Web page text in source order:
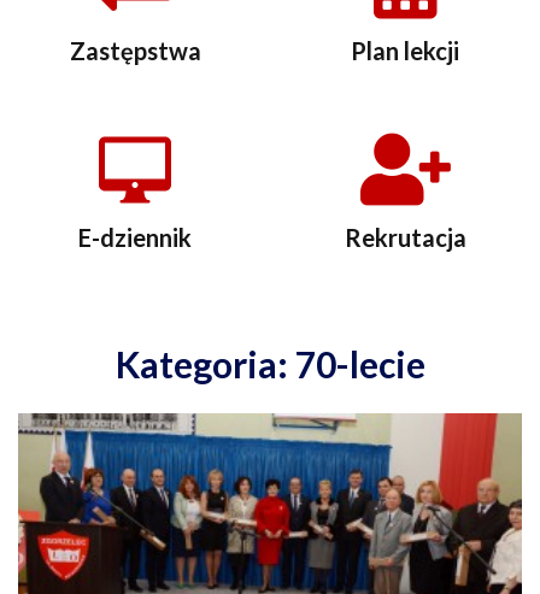
Zastępstwa Plan lekcji
E-dziennik Rekrutacja
Kategoria: 70-lecie